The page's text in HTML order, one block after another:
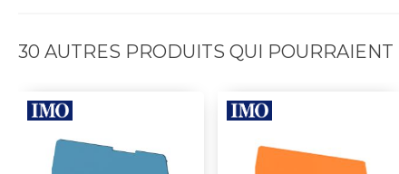
30 AUTRES PRODUITS QUI